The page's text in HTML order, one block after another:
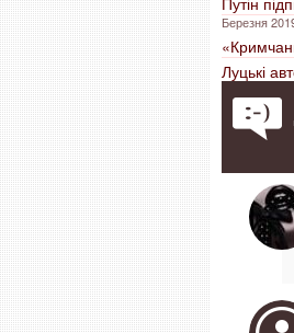
Березня
Луцькі